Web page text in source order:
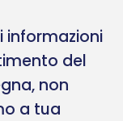
informazioni
del
non
a tua